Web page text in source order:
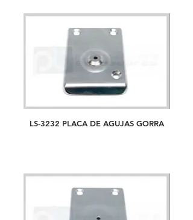
LS-3232 PLACA DE AGUJAS GORRA